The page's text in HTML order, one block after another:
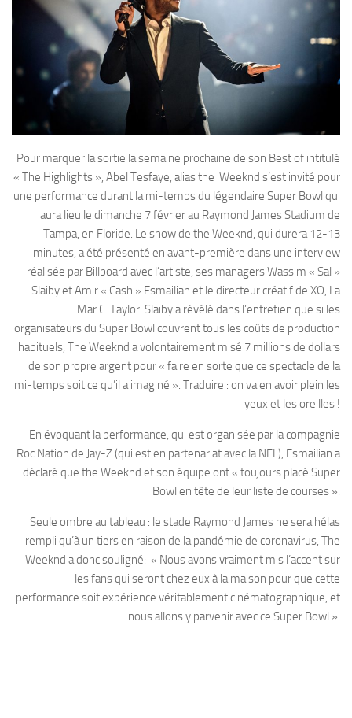
Pour marquer la sortie la semaine prochaine de son Best of intitulé
« The Highlights », Abel Tesfaye, alias the Weeknd s’est invité pour
une performance durant la mi-temps du légendaire Super Bowl qui
aura lieu le dimanche 7 février au Raymond James Stadium de
Tampa, en Floride. Le show de the Weeknd, qui durera 12-13
minutes, a été présenté en avant-première dans une interview
réalisée par Billboard avec l’artiste, ses managers Wassim « Sal »
Slaiby et Amir « Cash » Esmailian et le directeur créatif de XO, La
Mar C. Taylor. Slaiby a révélé dans l’entretien que si les
organisateurs du Super Bowl couvrent tous les coûts de production
habituels, The Weeknd a volontairement misé 7 millions de dollars
de son propre argent pour « faire en sorte que ce spectacle de la
mi-temps soit ce qu’il a imaginé ». Traduire : on va en avoir plein les
yeux et les oreilles !
En évoquant la performance, qui est organisée par la compagnie
Roc Nation de Jay-Z (qui est en partenariat avec la NFL), Esmailian a
déclaré que the Weeknd et son équipe ont « toujours placé Super
Bowl en tête de leur liste de courses ».
Seule ombre au tableau : le stade Raymond James ne sera hélas
rempli qu’à un tiers en raison de la pandémie de coronavirus, The
Weeknd a donc souligné: « Nous avons vraiment mis l’accent sur
les fans qui seront chez eux à la maison pour que cette
performance soit expérience véritablement cinématographique, et
nous allons y parvenir avec ce Super Bowl ».